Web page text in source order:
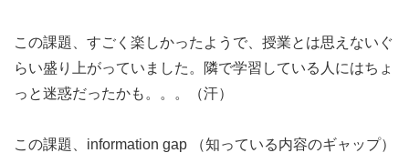
この課題、すごく楽しかったようで、授業とは思えないぐ
らい盛り上がっていました。隣で学習している人にはちょ
っと迷惑だったかも。。。（汗）
この課題、information gap （知っている内容のギャップ）